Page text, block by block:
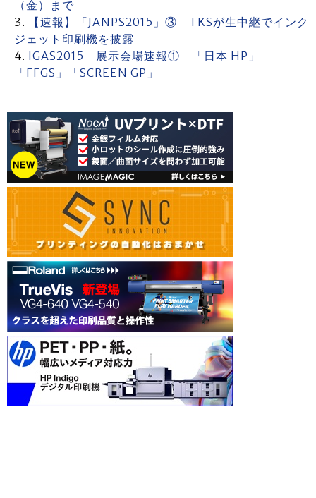
（金）まで
【速報】「JANPS2015」③ TKSが生中継でインク
ジェット印刷機を披露
IGAS2015 展示会場速報① 「日本 HP」
「FFGS」「SCREEN GP」